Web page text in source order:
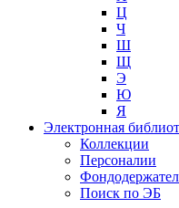
Ц
Ч
Ш
Щ
Э
Ю
Я
Электронная
Коллекции
Персоналии
Поиск по ЭБ